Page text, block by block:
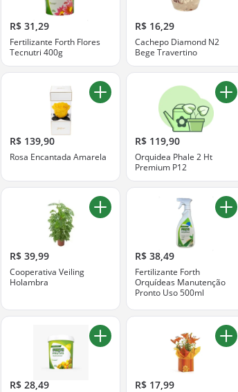
R$ 31,29
Fertilizante Forth Flores
Tecnutri 400g
R$ 16,29
Cachepo Diamond N2
Bege Travertino
R$ 139,90
Rosa Encantada Amarela
R$ 119,90
Orquidea Phale 2 Ht
Premium P12
R$ 39,99
Cooperativa Veiling
Holambra
R$ 38,49
Fertilizante Forth
Orquídeas Manutenção
Pronto Uso 500ml
R$ 28,49 R$ 17,99